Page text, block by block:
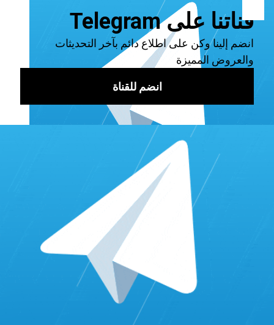
9000
33.4
مميزات مواقع رشق متابعين انستا
ما هي أفضل مواقع رشق متابعين انستا؟ إذا كنت تفكر في الدفع
مقابل خدمات انستقرام، فمن الضروري إلقاء نظرة فاحصة على
حالة مزود الخدمة وسجل التتبع مسبقًا.على وجه التحديد، خدمات
رشق متابعين انستا الآمنة والفعالة يعني اختيار مزود الخدمة بناءً
متابعين حقيقين: يجب أن يكون كل متابع تحصل عليه
شخص حقيقي لديه حساب نشط، وليس من روبوت آلي
أو ملف شخصي مزيف.
مراجعات وتقييمات العملاء الحقيقية: ستخبرك تعليقات
العملاء التي تم التحقق منها بكل ما تحتاج لمعرفته حول